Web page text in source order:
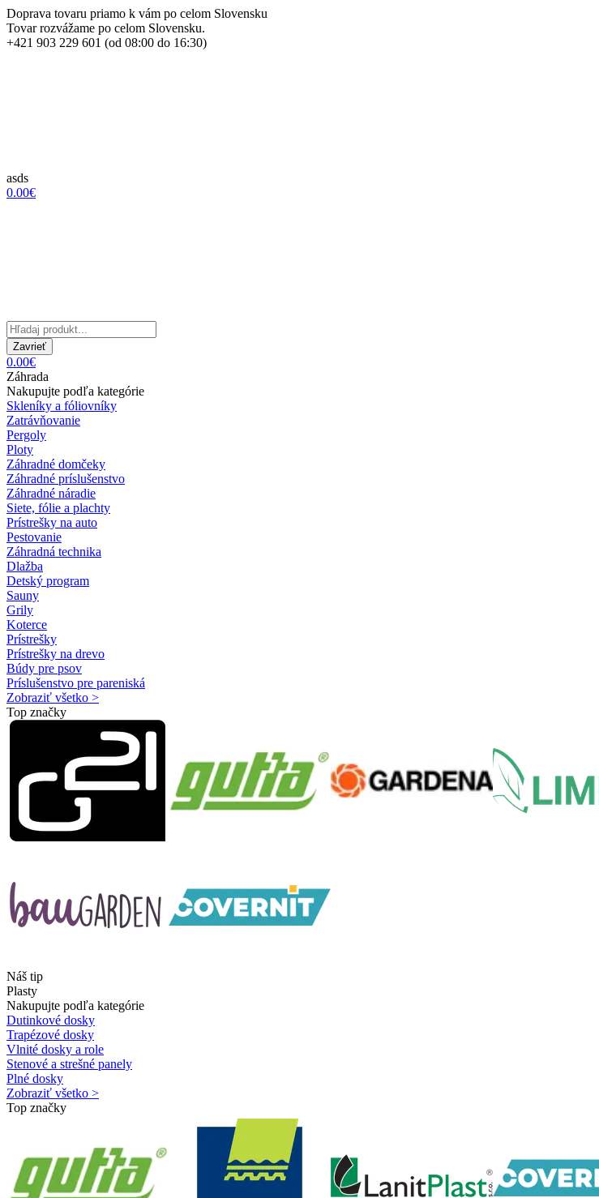
Doprava tovaru priamo k vám po celom Slovensku
Tovar rozvážame po celom Slovensku.
+421 903 229 601 (od 08:00 do 16:30)
asds
0.00€
Zavrieť
0.00€
Záhrada
Nakupujte podľa kategórie
Skleníky a fóliovníky
Zatrávňovanie
Pergoly
Ploty
Záhradné domčeky
Záhradné príslušenstvo
Záhradné náradie
Siete, fólie a plachty
Prístrešky na auto
Pestovanie
Záhradná technika
Dlažba
Detský program
Sauny
Grily
Koterce
Prístrešky
Prístrešky na drevo
Búdy pre psov
Príslušenstvo pre pareniská
Zobraziť všetko >
Top značky
Náš tip
Plasty
Nakupujte podľa kategórie
Dutinkové dosky
Trapézové dosky
Vlnité dosky a role
Stenové a strešné panely
Plné dosky
Zobraziť všetko >
Top značky